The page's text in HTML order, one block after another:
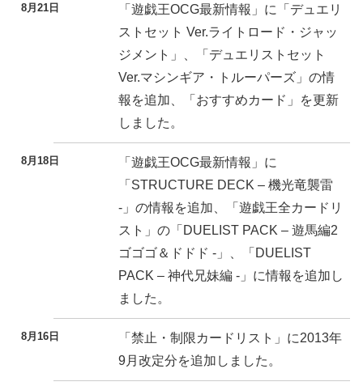
8月21日
「遊戯王OCG最新情報」に「デュエリ
ストセット Ver.ライトロード・ジャッ
ジメント」、「デュエリストセット
Ver.マシンギア・トルーパーズ」の情
報を追加、「おすすめカード」を更新
しました。
8月18日
「遊戯王OCG最新情報」に
「STRUCTURE DECK – 機光竜襲雷
-」の情報を追加、「遊戯王全カードリ
スト」の「DUELIST PACK – 遊馬編2
ゴゴゴ＆ドドド -」、「DUELIST
PACK – 神代兄妹編 -」に情報を追加し
ました。
8月16日
「禁止・制限カードリスト」に2013年
9月改定分を追加しました。